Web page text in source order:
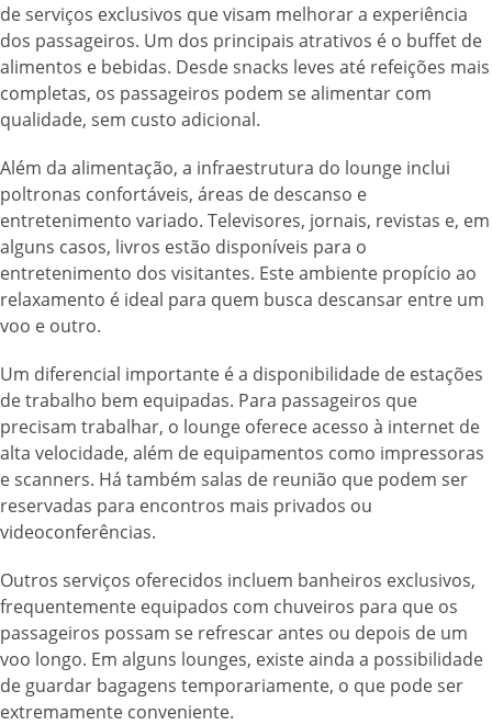
de serviços exclusivos que visam melhorar a experiência
dos passageiros. Um dos principais atrativos é o buffet de
alimentos e bebidas. Desde snacks leves até refeições mais
completas, os passageiros podem se alimentar com
qualidade, sem custo adicional.
Além da alimentação, a infraestrutura do lounge inclui
poltronas confortáveis, áreas de descanso e
entretenimento variado. Televisores, jornais, revistas e, em
alguns casos, livros estão disponíveis para o
entretenimento dos visitantes. Este ambiente propício ao
relaxamento é ideal para quem busca descansar entre um
voo e outro.
Um diferencial importante é a disponibilidade de estações
de trabalho bem equipadas. Para passageiros que
precisam trabalhar, o lounge oferece acesso à internet de
alta velocidade, além de equipamentos como impressoras
e scanners. Há também salas de reunião que podem ser
reservadas para encontros mais privados ou
videoconferências.
Outros serviços oferecidos incluem banheiros exclusivos,
frequentemente equipados com chuveiros para que os
passageiros possam se refrescar antes ou depois de um
voo longo. Em alguns lounges, existe ainda a possibilidade
de guardar bagagens temporariamente, o que pode ser
extremamente conveniente.